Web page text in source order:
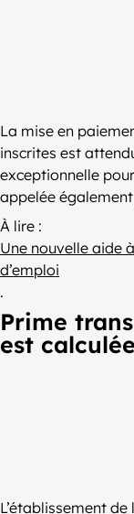
La mise en
inscrites est
exceptionnelle
appelée également
À lire :
Une nouvelle aide
d’emploi
.
Prime
est
L’établissement